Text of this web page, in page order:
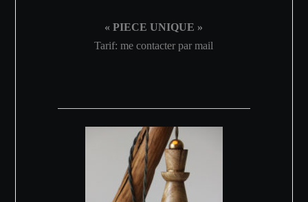
« PIECE UNIQUE »
Tarif: me contacter par mail